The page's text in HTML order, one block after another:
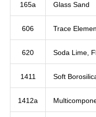
165a Glass Sand
606 Trace
620 Soda Lime,
1411 Soft
1412a